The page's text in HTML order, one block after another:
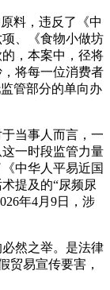
料，违反了《中
、《食物小做坊
，本案中，径将
将每一位消费者
管部分的单向办
当事人而言，一
一时段监管力量
中华人平易近国
提及的“尿频尿
年4月9日，涉
然之举。是法律
贸易宣传要害，